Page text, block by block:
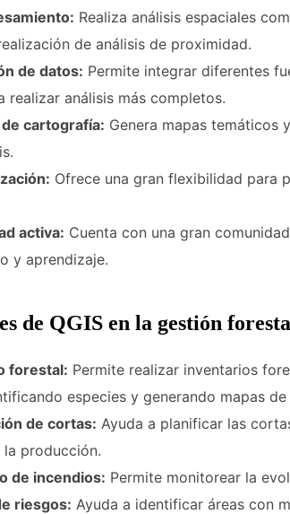
Realiza análisis espaciales
de análisis de proximidad.
de datos: Permite integrar diferentes
realizar análisis más completos.
cartografía: Genera mapas
Ofrece una gran flexibilidad para
activa: Cuenta con una gran
y aprendizaje.
de QGIS en la gestión
forestal: Permite realizar inventarios
especies y generando mapas
de cortas: Ayuda a planificar las
producción.
de incendios: Permite monitorear la
riesgos: Ayuda a identificar áreas con